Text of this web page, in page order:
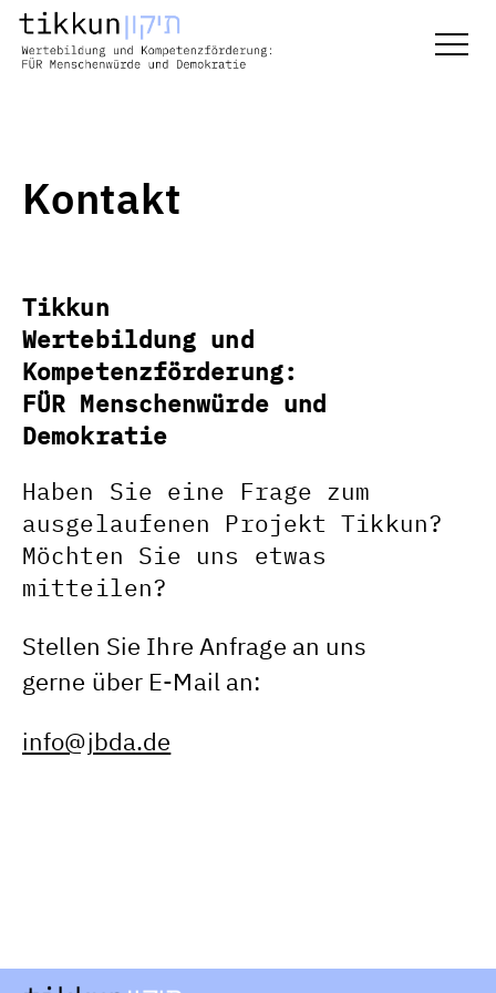
Kontakt
Tikkun
Wertebildung und
Kompetenzförderung:
FÜR Menschenwürde und
Demokratie
Haben Sie eine Frage zum
ausgelaufenen Projekt Tikkun?
Möchten Sie uns etwas
mitteilen?
Stellen Sie Ihre Anfrage an uns
gerne über E-Mail an:
info@jbda.de